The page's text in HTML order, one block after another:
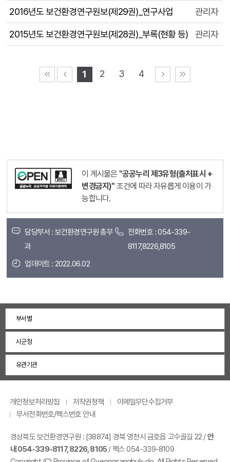
2016년도 보건환경연구원보(제29권)_연구사업 관리자
2015년도 보건환경연구원보(제28권)_부록(현황 등) 관리자
1 2 3 4
이 게시물은 "공공누리 제3유형(출처표시 +
변경금지)" 조건에 따라 자유롭게 이용이 가
능합니다.
담당부서 : 보건환경연구원 총무
과
전화번호 : 054-339-
8117,8226,8105
업데이트 : 2022.06.02
부서별
시군청
유관기관
개인정보처리방침 저작권정책
이메일무단수집거부
부서전화번호/팩스번호 안내
경상북도 보건환경연구원 : [38874] 경북 영천시 금호읍 고수골길 22 /안
내 054-339-8117, 8226, 8105/ 팩스 054-339-8109